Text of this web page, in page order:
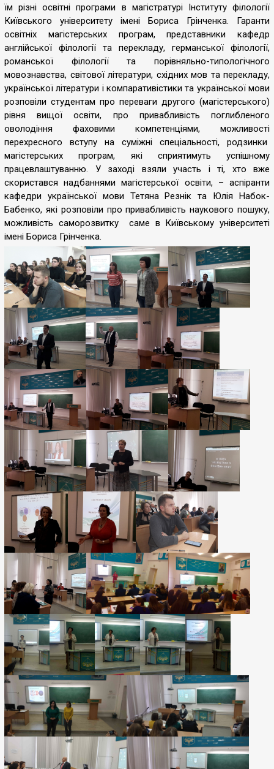
їм різні освітні програми в магістратурі Інституту філології
Київського університету імені Бориса Грінченка. Гаранти
освітніх магістерських програм, представники кафедр
англійської філології та перекладу, германської філології,
романської філології та порівняльно-типологічного
мовознавства, світової літератури, східних мов та перекладу,
української літератури і компаративістики та української мови
розповіли студентам про переваги другого (магістерського)
рівня вищої освіти, про привабливість поглибленого
оволодіння фаховими компетенціями, можливості
перехресного вступу на суміжні спеціальності, родзинки
магістерських програм, які сприятимуть успішному
працевлаштуванню. У заході взяли участь і ті, хто вже
скористався надбаннями магістерської освіти, – аспіранти
кафедри української мови Тетяна Резнік та Юлія Набок-
Бабенко, які розповіли про привабливість наукового пошуку,
можливість саморозвитку саме в Київському університеті
імені Бориса Грінченка.